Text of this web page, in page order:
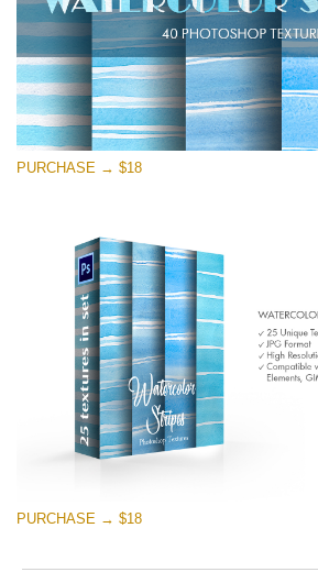
Entire Collection
(1783 Overlays)
Large 6000*4000px
Descarga gratis
PURCHASE → $18
PURCHASE → $18